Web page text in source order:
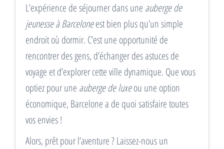
L’expérience de séjourner dans une auberge de
jeunesse à Barceloneest bien plus qu’un simple
endroit où dormir. C’est une opportunité de
rencontrer des gens, d’échanger des astuces de
voyage et d’explorer cette ville dynamique. Que vous
optiez pour une auberge de luxeou une option
économique, Barcelone a de quoi satisfaire toutes
vos envies !
Alors, prêt pour l’aventure ? Laissez-nous un